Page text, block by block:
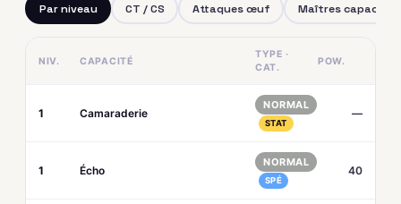
Par niveau CT / CS Attaques œuf Maîtres capacités
NIV. CAPACITÉ
TYPE ·
CAT.
POW.
1 Camaraderie
NORMAL
STAT
—
1 Écho
NORMAL
SPÉ
40